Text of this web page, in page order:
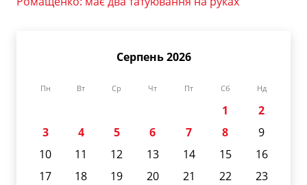
Серпень 2026
Пн Вт Ср Чт Пт Сб Нд
1
2
3
4 5 6 7 8
9
10
11 12 13 14 15
16
17
18 19 20 21 22
23